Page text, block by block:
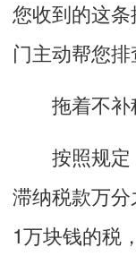
您收到的这
门主动帮您排
拖着不补
按照规定
滞纳税款万
1万块钱的税